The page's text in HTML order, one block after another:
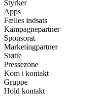
Styrker
Apps
Fælles indsats
Kampagnepartner
Sponsorat
Marketingpartner
Støtte
Pressezone
Kom i kontakt
Gruppe
Hold kontakt